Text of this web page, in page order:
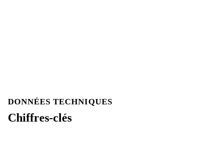
DONNÉES TECHNIQUES
Chiffres-clés